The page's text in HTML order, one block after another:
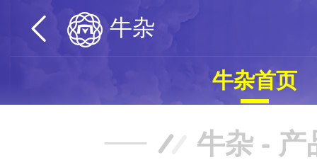
牛杂
牛杂首页
牛杂 - 产